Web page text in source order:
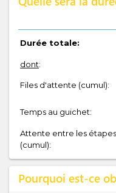
Durée totale:
dont:
Files d'attente (cumul):
Temps au guichet:
Attente entre les étapes
(cumul):
Pourquoi est-ce